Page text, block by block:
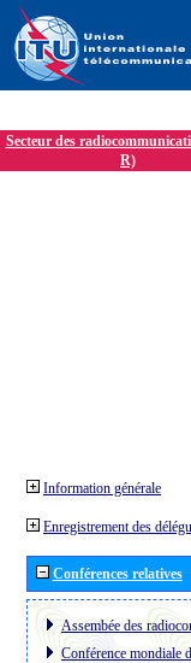
Secteur des
R)
Information générale
Enregistrement des
Conférences relatives
Assembée des
Conférence mondiale